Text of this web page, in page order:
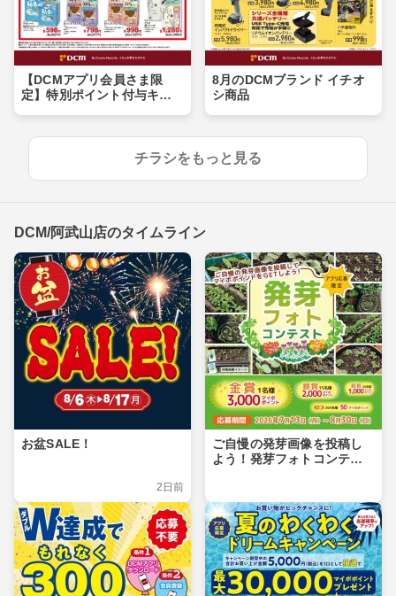
【DCMアプリ会員さま限
定】特別ポイント付与キャ
8月のDCMブランド イチオ
シ商品
チラシをもっと見る
DCM/阿武山店のタイムライン
お盆SALE！
2日前
ご自慢の発芽画像を投稿し
よう！発芽フォトコンテス